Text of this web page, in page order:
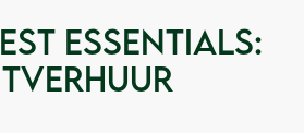
Essentials: